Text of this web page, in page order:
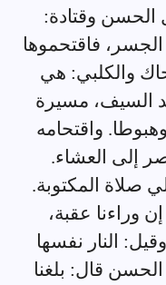
الحسن وقتادة:
فاقتحموها
والكلبي: هي
السيف، مسيرة
واقتحامه
إلى العشاء.
صلاة المكتوبة.
وراءنا عقبة،
النار نفسها
قال: بلغنا